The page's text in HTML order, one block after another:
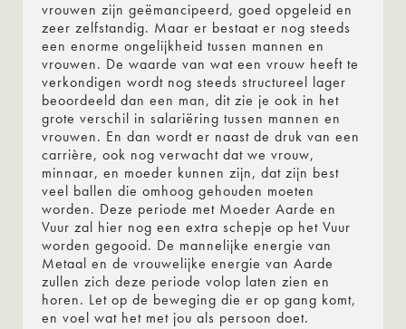
vrouwen zijn geëmancipeerd, goed opgeleid en
zeer zelfstandig. Maar er bestaat er nog steeds
een enorme ongelijkheid tussen mannen en
vrouwen. De waarde van wat een vrouw heeft te
verkondigen wordt nog steeds structureel lager
beoordeeld dan een man, dit zie je ook in het
grote verschil in salariëring tussen mannen en
vrouwen. En dan wordt er naast de druk van een
carrière, ook nog verwacht dat we vrouw,
minnaar, en moeder kunnen zijn, dat zijn best
veel ballen die omhoog gehouden moeten
worden. Deze periode met Moeder Aarde en
Vuur zal hier nog een extra schepje op het Vuur
worden gegooid. De mannelijke energie van
Metaal en de vrouwelijke energie van Aarde
zullen zich deze periode volop laten zien en
horen. Let op de beweging die er op gang komt,
en voel wat het met jou als persoon doet.